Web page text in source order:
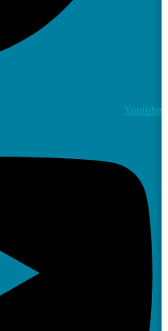
Youtube